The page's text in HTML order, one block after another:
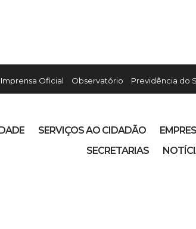
Imprensa Oficial Observatório Previdência do
SERVIÇOS AO CIDADÃO
SECRETARIAS